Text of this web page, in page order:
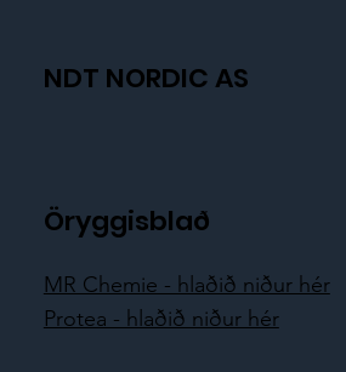
NDT NORDIC AS
Öryggisblað
MR Chemie - hlaðið niður hér
Protea - hlaðið niður hér